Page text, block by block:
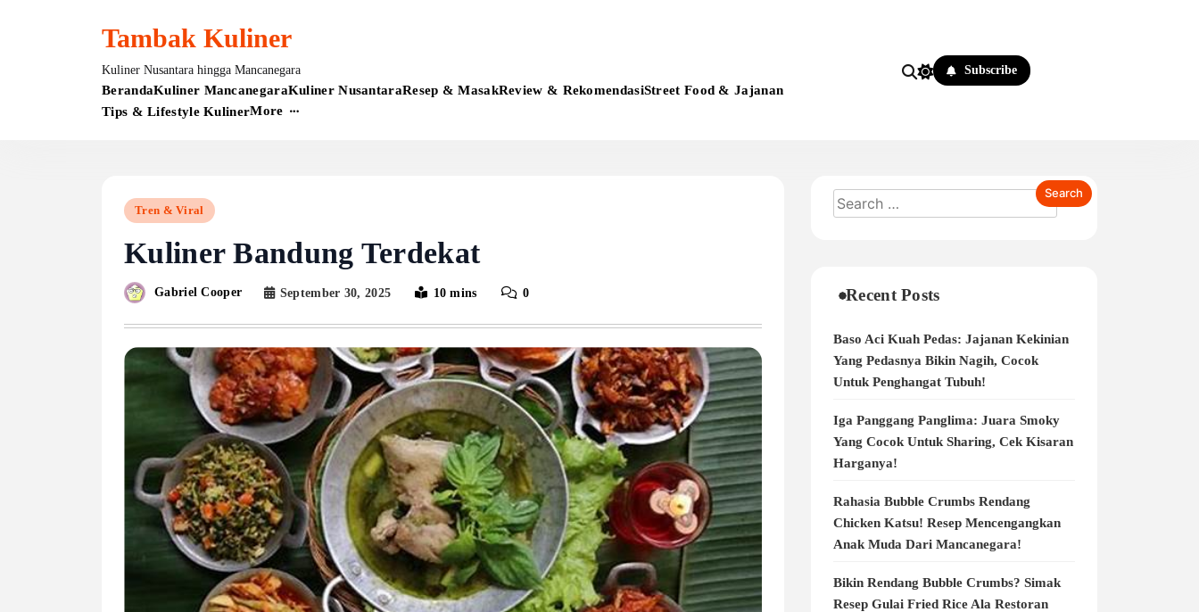
Tambak Kuliner
Kuliner Nusantara hingga Mancanegara
BerandaKuliner MancanegaraKuliner NusantaraResep & MasakReview & RekomendasiStreet Food & Jajanan
Tips & Lifestyle KulinerMore
Subscribe
Tren & Viral
Kuliner Bandung Terdekat
Gabriel Cooper September 30, 2025 10 mins 0 Recent Posts
Baso Aci Kuah Pedas: Jajanan Kekinian
Yang Pedasnya Bikin Nagih, Cocok
Untuk Penghangat Tubuh!
Iga Panggang Panglima: Juara Smoky
Yang Cocok Untuk Sharing, Cek Kisaran
Harganya!
Rahasia Bubble Crumbs Rendang
Chicken Katsu! Resep Mencengangkan
Anak Muda Dari Mancanegara!
Bikin Rendang Bubble Crumbs? Simak
Resep Gulai Fried Rice Ala Restoran